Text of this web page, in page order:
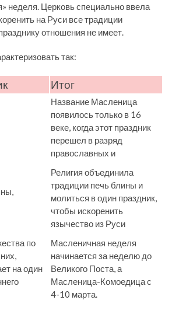
неделя. Церковь специально ввела
на Руси все традиции
отношения не имеет.
так:
Итог
Название Масленица
появилось только в 16
веке, когда этот праздник
перешел в разряд
православных и
Религия объединила
традиции печь блины и
молиться в один праздник,
чтобы искоренить
язычество из Руси
по
на один
Масленичная неделя
начинается за неделю до
Великого Поста, а
Масленица-Комоедица с
4-10 марта.